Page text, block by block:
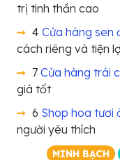
trị tinh thần cao
4 Cửa hàng sen
cách riêng và tiện
7 Cửa hàng trái
giá tốt
6 Shop hoa tươi
người yêu thích
MINH BẠCH